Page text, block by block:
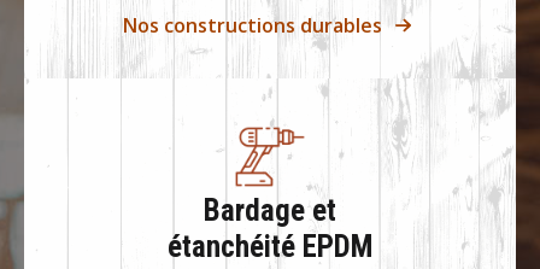
Nos constructions durables
Bardage et
étanchéité EPDM